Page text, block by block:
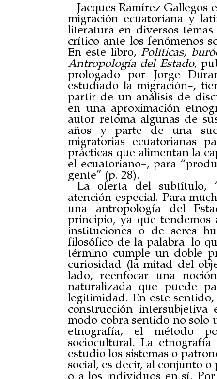
Jacques Ramírez Gallegos
migración ecuatoriana y
literatura en diversos
crítico ante los fenómenos
En este libro,Políticas,
Antropología del Estado,
prologado por Jorge
estudiado la migración–,
partir de un análisis de
en una aproximación
autor retoma algunas de
años y parte de una
migratorias ecuatorianas
prácticas que alimentan la
el ecuatoriano–, para
gente” (p. 28).
La oferta del subtítulo,
atención especial. Para
una antropología del
principio, ya que
instituciones o de seres
filosófico de la palabra: lo
término cumple un doble
curiosidad (la mitad del
lado, reenfocar una
naturalizada que puede
legitimidad. En este
construcción
modo cobra sentido no solo
etnografía, el método
sociocultural. La
estudio los sistemas o
social, es decir, al conjunto
o a los individuos en sí.